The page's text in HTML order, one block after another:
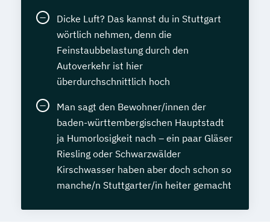
Dicke Luft? Das kannst du in Stuttgart
wörtlich nehmen, denn die
Feinstaubbelastung durch den
Autoverkehr ist hier
überdurchschnittlich hoch
Man sagt den Bewohner/innen der
baden-württembergischen Hauptstadt
ja Humorlosigkeit nach – ein paar Gläser
Riesling oder Schwarzwälder
Kirschwasser haben aber doch schon so
manche/n Stuttgarter/in heiter gemacht